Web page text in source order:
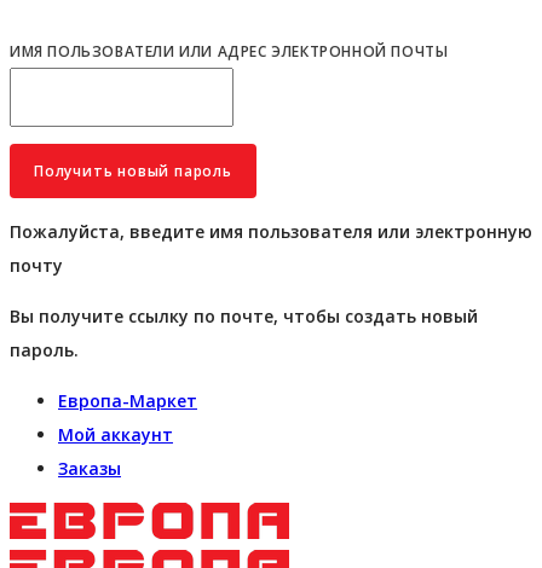
ИМЯ ПОЛЬЗОВАТЕЛИ ИЛИ АДРЕС ЭЛЕКТРОННОЙ ПОЧТЫ
Пожалуйста, введите имя пользователя или электронную
почту
Вы получите ссылку по почте, чтобы создать новый
пароль.
Европа-Маркет
Мой аккаунт
Заказы